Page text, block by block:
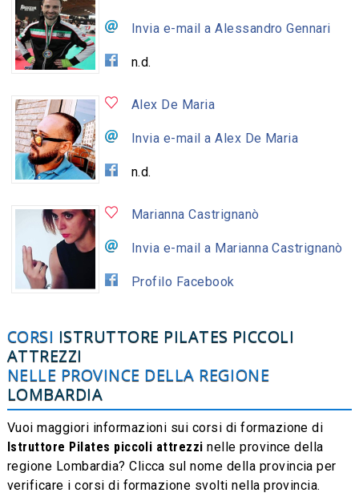
Invia e-mail a Alessandro Gennari
n.d.
Alex De Maria
Invia e-mail a Alex De Maria
n.d.
Marianna Castrignanò
Invia e-mail a Marianna Castrignanò
Profilo Facebook
CORSI ISTRUTTORE PILATES PICCOLI
ATTREZZI
NELLE PROVINCE DELLA REGIONE
LOMBARDIA
Vuoi maggiori informazioni sui corsi di formazione di
Istruttore Pilates piccoli attrezzi nelle province della
regione Lombardia? Clicca sul nome della provincia per
verificare i corsi di formazione svolti nella provincia.